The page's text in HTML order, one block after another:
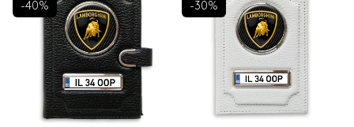
-40% -30%